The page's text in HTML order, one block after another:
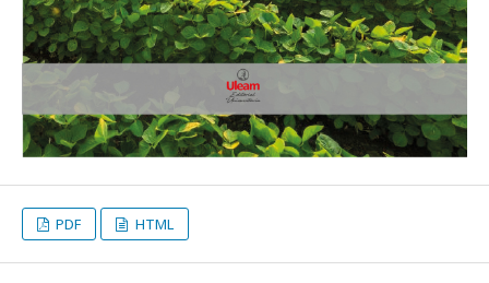
PDF HTML